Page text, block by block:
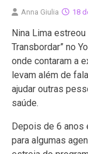
Anna Giulia 18
Nina Lima
Transbordar” no
onde contaram a
levam além de
ajudar outras
saúde.
Depois de 6 anos
para algumas